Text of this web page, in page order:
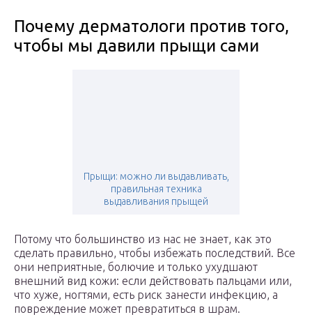
Почему дерматологи против того,
чтобы мы давили прыщи сами
Прыщи: можно ли выдавливать,
правильная техника
выдавливания прыщей
Потому что большинство из нас не знает, как это
сделать правильно, чтобы избежать последствий. Все
они неприятные, болючие и только ухудшают
внешний вид кожи: если действовать пальцами или,
что хуже, ногтями, есть риск занести инфекцию, а
повреждение может превратиться в шрам.